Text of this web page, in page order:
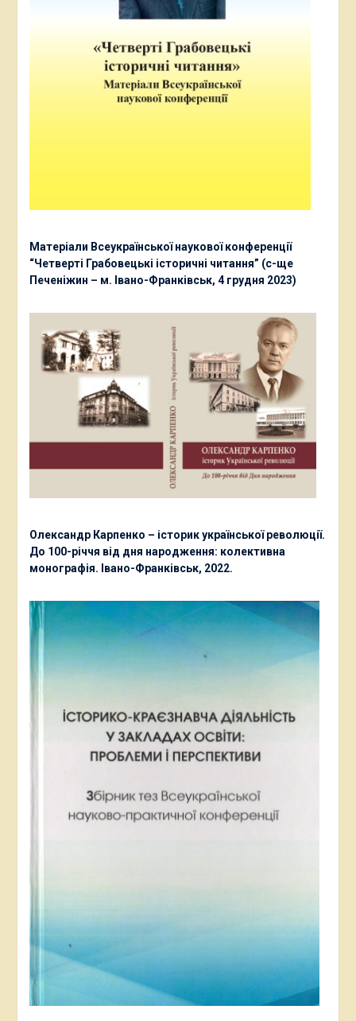
Матеріали Всеукраїнської наукової конференції
“Четверті Грабовецькі історичні читання” (с-ще
Печеніжин – м. Івано-Франківськ, 4 грудня 2023)
Олександр Карпенко – історик української революції.
До 100-річчя від дня народження: колективна
монографія. Івано-Франківськ, 2022.